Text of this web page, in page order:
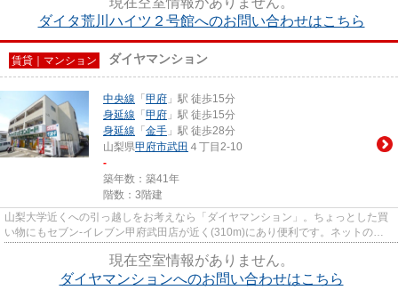
ダイタ荒川ハイツ２号館へのお問い合わせはこちら
賃貸｜マンション ダイヤマンション
中央線 「 甲府 」駅 徒歩15分
身延線 「 甲府 」駅 徒歩15分
身延線 「 金手 」駅 徒歩28分
山梨県甲府市武田 ４丁目2-10
-
築年数：築41年
階数：3階建
山梨大学近くへの引っ越しをお考えなら「ダイヤマンション」。ちょっとした買
い物にもセブン-イレブン甲府武田店が近く(310m)にあり便利です。ネットの使
現在空室情報がありません。
ダイヤマンションへのお問い合わせはこちら